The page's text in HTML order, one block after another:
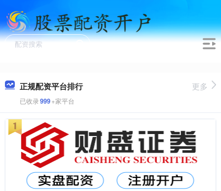
正规配资平台排行
已收录999+家平台
更多